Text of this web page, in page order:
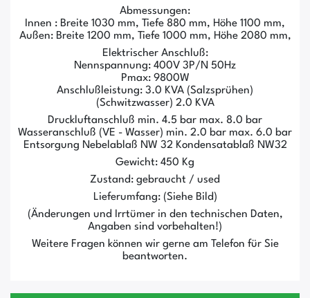
Abmessungen:
Innen : Breite 1030 mm, Tiefe 880 mm, Höhe 1100 mm,
Außen: Breite 1200 mm, Tiefe 1000 mm, Höhe 2080 mm,
Elektrischer Anschluß:
Nennspannung: 400V 3P/N 50Hz
Pmax: 9800W
Anschlußleistung: 3.0 KVA (Salzsprühen)
(Schwitzwasser) 2.0 KVA
Druckluftanschluß min. 4.5 bar max. 8.0 bar
Wasseranschluß (VE - Wasser) min. 2.0 bar max. 6.0 bar
Entsorgung Nebelablaß NW 32 Kondensatablaß NW32
Gewicht: 450 Kg
Zustand: gebraucht / used
Lieferumfang: (Siehe Bild)
(Änderungen und Irrtümer in den technischen Daten,
Angaben sind vorbehalten!)
Weitere Fragen können wir gerne am Telefon für Sie
beantworten.